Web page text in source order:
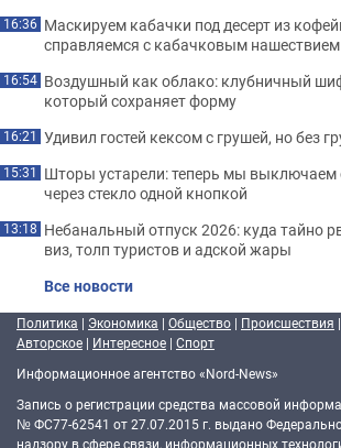
16:36 Маскируем кабачки под десерт из
справляемся с кабачковым нашествием
16:54 Воздушный как облако: клубничный
который сохраняет форму
16:21 Удивил гостей кексом с грушей, но без
15:31 Шторы устарели: теперь мы выключаем
через стекло одной кнопкой
13:18 Небанальный отпуск 2026: куда тайно
виз, толп туристов и адской жары
Все новости
Политика | Экономика | Общество | Происшествия |
Авторское | Интересное | Спорт
Информационное агентство «Nord-News»
Запись о регистрации средства массовой
№ ФС77-62541 от 27.07.2015 г. выдано
надзору в сфере связи, информационных